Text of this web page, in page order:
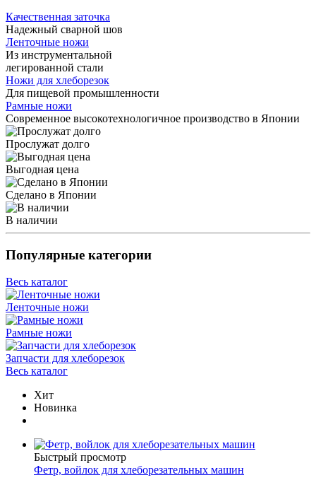
Качественная заточка
Надежный сварной шов
Ленточные ножи
Из инструментальной
легированной стали
Ножи для хлеборезок
Для пищевой промышленности
Рамные ножи
Современное высокотехнологичное производство в Японии
Прослужат долго
Выгодная цена
Сделано в Японии
В наличии
Популярные категории
Весь каталог
Ленточные ножи
Рамные ножи
Запчасти для хлеборезок
Весь каталог
Хит
Новинка
Быстрый просмотр
Фетр, войлок для хлеборезательных машин